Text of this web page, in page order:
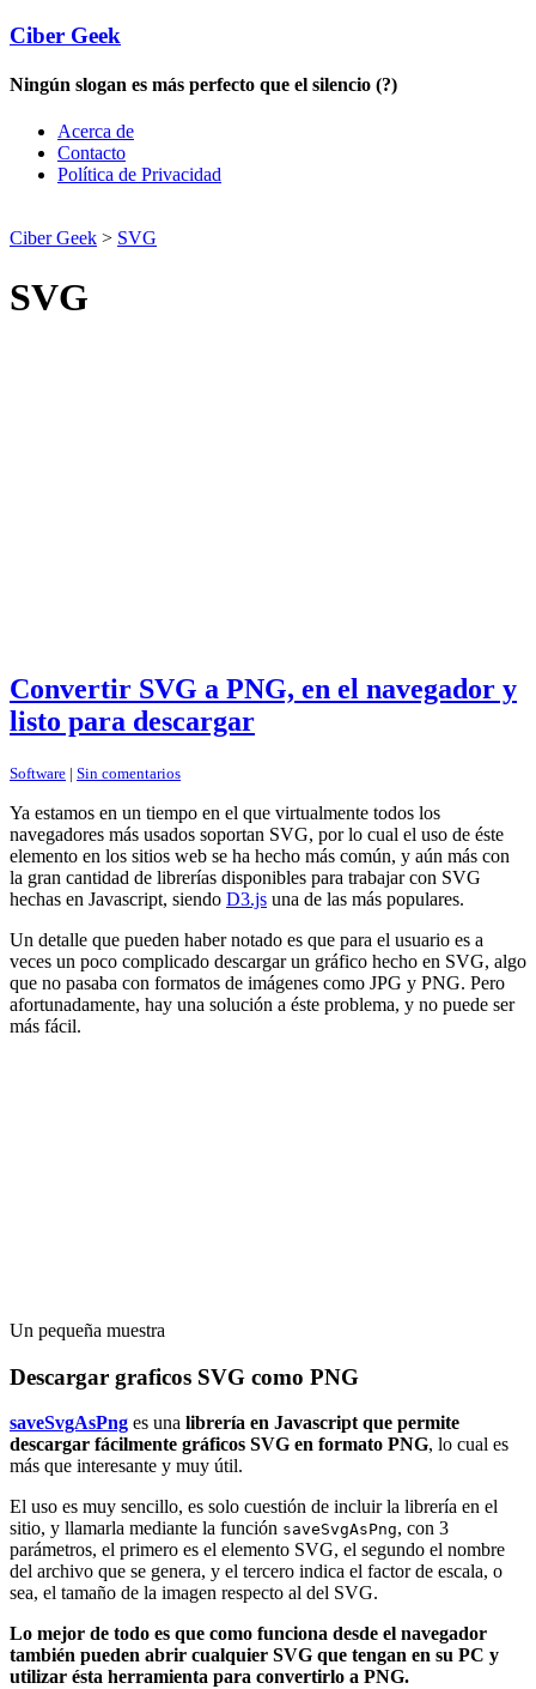
Ciber Geek
Ningún slogan es más perfecto que el silencio (?)
Acerca de
Contacto
Política de Privacidad
Ciber Geek > SVG
SVG
Convertir SVG a PNG, en el navegador y
listo para descargar
Software | Sin comentarios
Ya estamos en un tiempo en el que virtualmente todos los
navegadores más usados soportan SVG, por lo cual el uso de éste
elemento en los sitios web se ha hecho más común, y aún más con
la gran cantidad de librerías disponibles para trabajar con SVG
hechas en Javascript, siendo D3.js una de las más populares.
Un detalle que pueden haber notado es que para el usuario es a
veces un poco complicado descargar un gráfico hecho en SVG, algo
que no pasaba con formatos de imágenes como JPG y PNG. Pero
afortunadamente, hay una solución a éste problema, y no puede ser
más fácil.
Un pequeña muestra
Descargar graficos SVG como PNG
saveSvgAsPng es una librería en Javascript que permite
descargar fácilmente gráficos SVG en formato PNG, lo cual es
más que interesante y muy útil.
El uso es muy sencillo, es solo cuestión de incluir la librería en el
sitio, y llamarla mediante la función saveSvgAsPng, con 3
parámetros, el primero es el elemento SVG, el segundo el nombre
del archivo que se genera, y el tercero indica el factor de escala, o
sea, el tamaño de la imagen respecto al del SVG.
Lo mejor de todo es que como funciona desde el navegador
también pueden abrir cualquier SVG que tengan en su PC y
utilizar ésta herramienta para convertirlo a PNG.